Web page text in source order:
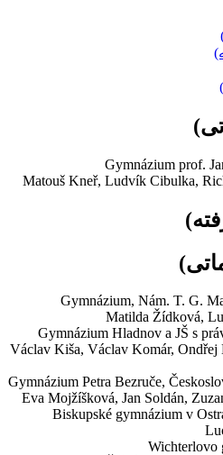
Gymnázium prof.
Matouš Kneř, Ludvík Cibulka,
Gymnázium, Nám. T. G.
Matilda Žídková,
Gymnázium Hladnov a JŠ s
Václav Kiša, Václav Komár, Ondřej
Gymnázium Petra Bezruče,
Eva Mojžíšková, Jan Soldán,
Biskupské gymnázium v
Wichterlovo